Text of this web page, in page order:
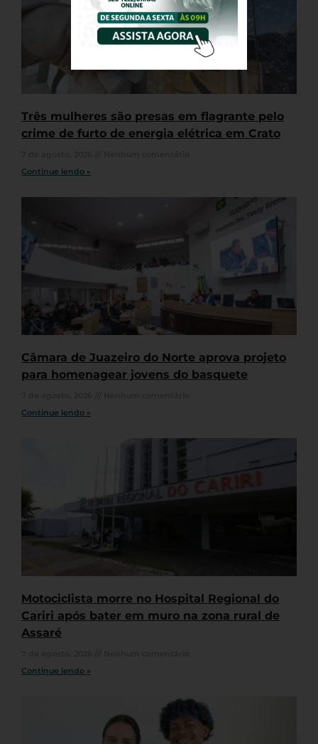
Três mulheres são presas em flagrante pelo
crime de furto de energia elétrica em Crato
Continue lendo »
Câmara de Juazeiro do Norte aprova projeto
para homenagear jovens do basquete
Continue lendo »
Motociclista morre no Hospital Regional do
Cariri após bater em muro na zona rural de
Assaré
Continue lendo »